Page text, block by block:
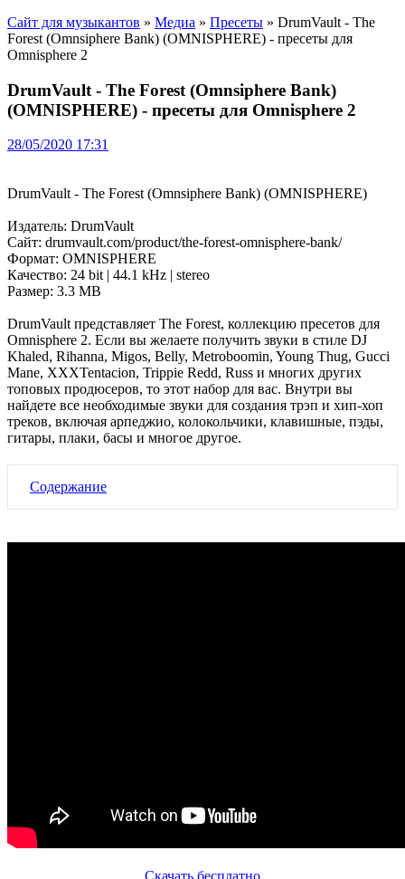
Сайт для музыкантов » Медиа » Пресеты » DrumVault - The
Forest (Omnsiphere Bank) (OMNISPHERE) - пресеты для
Omnisphere 2
DrumVault - The Forest (Omnsiphere Bank)
(OMNISPHERE) - пресеты для Omnisphere 2
28/05/2020 17:31
DrumVault - The Forest (Omnsiphere Bank) (OMNISPHERE)
Издатель: DrumVault
Сайт: drumvault.com/product/the-forest-omnisphere-bank/
Формат: OMNISPHERE
Качество: 24 bit | 44.1 kHz | stereo
Размер: 3.3 MB
DrumVault представляет The Forest, коллекцию пресетов для
Omnisphere 2. Если вы желаете получить звуки в стиле DJ
Khaled, Rihanna, Migos, Belly, Metroboomin, Young Thug, Gucci
Mane, XXXTentacion, Trippie Redd, Russ и многих других
топовых продюсеров, то этот набор для вас. Внутри вы
найдете все необходимые звуки для создания трэп и хип-хоп
треков, включая арпеджио, колокольчики, клавишные, пэды,
гитары, плаки, басы и многое другое.
Содержание